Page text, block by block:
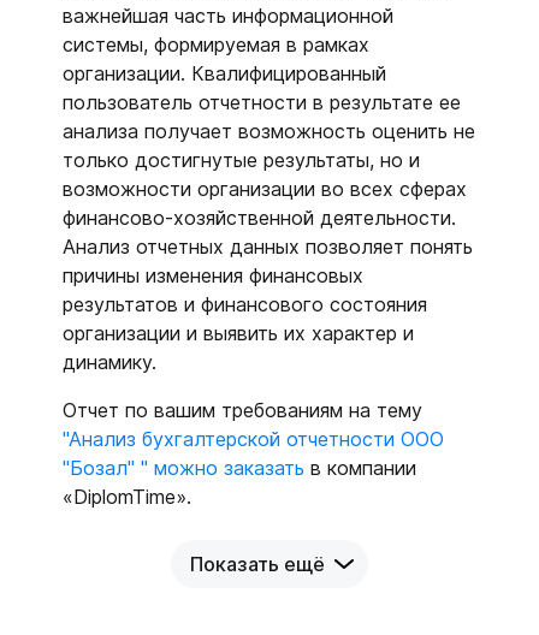
важнейшая часть информационной
системы, формируемая в рамках
организации. Квалифицированный
пользователь отчетности в результате ее
анализа получает возможность оценить не
только достигнутые результаты, но и
возможности организации во всех сферах
финансово-хозяйственной деятельности.
Анализ отчетных данных позволяет понять
причины изменения финансовых
результатов и финансового состояния
организации и выявить их характер и
динамику.
Отчет по вашим требованиям на тему
"Анализ бухгалтерской отчетности ООО
"Бозал" " можно заказать в компании
«DiplomTime».
Показать ещё